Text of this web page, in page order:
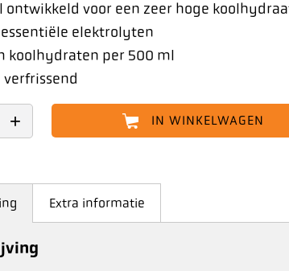
ontwikkeld voor een zeer hoge
essentiële elektrolyten
koolhydraten per 500 ml
verfrissend
IN WINKELWAGEN
Extra informatie